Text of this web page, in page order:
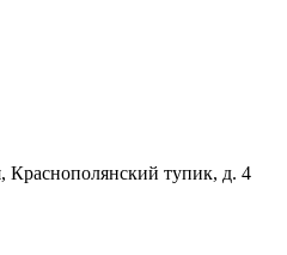
Краснополянский тупик, д. 4